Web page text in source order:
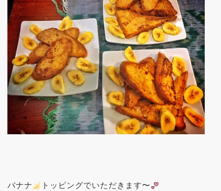
バナナ
トッピングでいただきます〜